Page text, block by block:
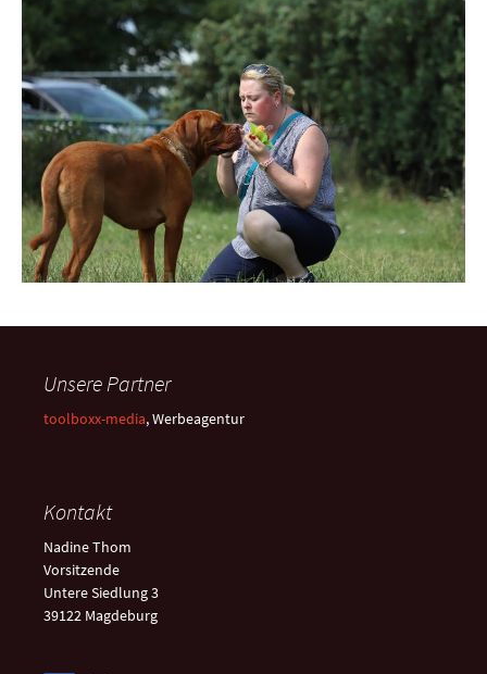
Unsere Partner
toolboxx-media, Werbeagentur
Kontakt
Nadine Thom
Vorsitzende
Untere Siedlung 3
39122 Magdeburg